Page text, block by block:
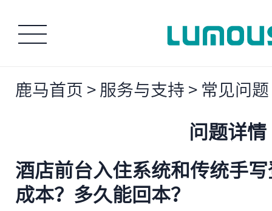
鹿马首页 > 服务与支持 > 常见问题
问题详情
酒店前台入住系统和传统手
成本？多久能回本？